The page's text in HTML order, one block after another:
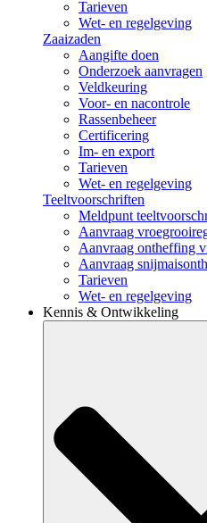
Tarieven
Wet- en regelgeving
Zaaizaden
Aangifte doen
Onderzoek aanvragen
Veldkeuring
Voor- en nacontrole
Rassenbeheer
Certificering
Im- en export
Tarieven
Wet- en regelgeving
Teeltvoorschriften
Meldpunt
Aanvraag
Aanvraag ontheffing
Aanvraag
Tarieven
Wet- en regelgeving
Kennis & Ontwikkeling